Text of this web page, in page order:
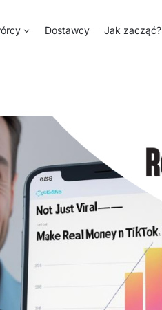
Dostawcy Jak zacząć?